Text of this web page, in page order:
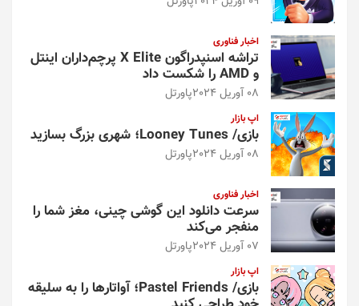
اخبار فناوری
تراشه اسنپدراگون X Elite پرچم‌داران اینتل
و AMD را شکست داد
08 آوریل 2024 پاورتل
اپ بازار
بازی/ Looney Tunes؛ شهری بزرگ بسازید
08 آوریل 2024 پاورتل
اخبار فناوری
سرعت دانلود این گوشی چینی، مغز شما را
منفجر می‌کند
07 آوریل 2024 پاورتل
اپ بازار
بازی/ Pastel Friends؛ آواتارها را به سلیقه